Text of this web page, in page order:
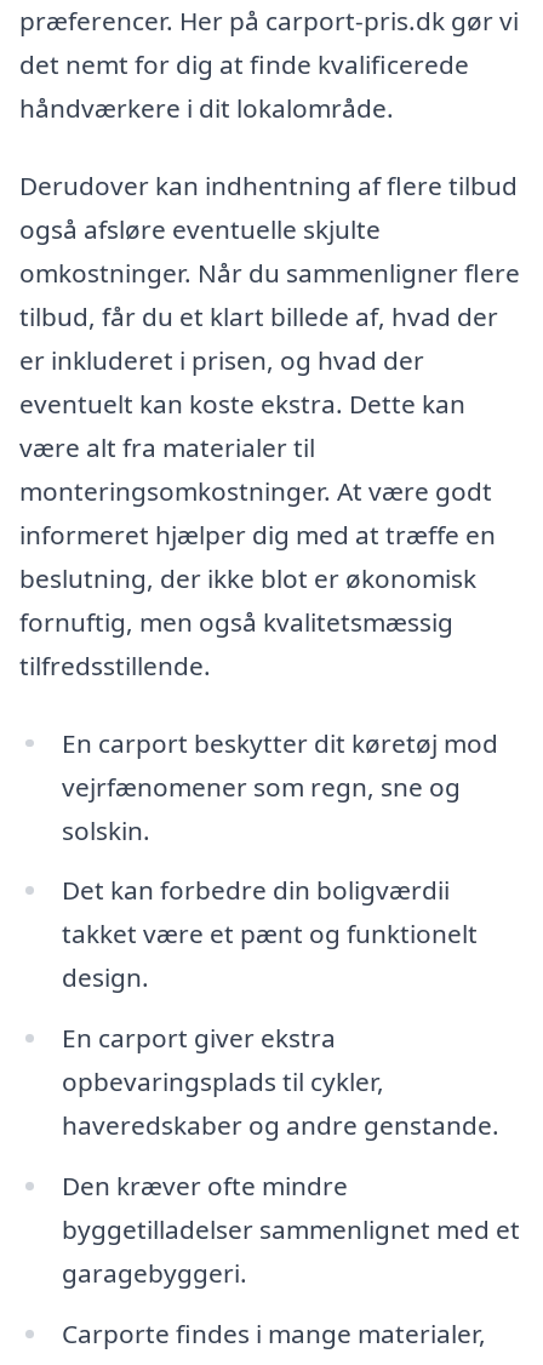
præferencer. Her på carport-pris.dk gør vi
det nemt for dig at finde kvalificerede
håndværkere i dit lokalområde.
Derudover kan indhentning af flere tilbud
også afsløre eventuelle skjulte
omkostninger. Når du sammenligner flere
tilbud, får du et klart billede af, hvad der
er inkluderet i prisen, og hvad der
eventuelt kan koste ekstra. Dette kan
være alt fra materialer til
monteringsomkostninger. At være godt
informeret hjælper dig med at træffe en
beslutning, der ikke blot er økonomisk
fornuftig, men også kvalitetsmæssig
tilfredsstillende.
En carport beskytter dit køretøj mod
vejrfænomener som regn, sne og
solskin.
Det kan forbedre din boligværdii
takket være et pænt og funktionelt
design.
En carport giver ekstra
opbevaringsplads til cykler,
haveredskaber og andre genstande.
Den kræver ofte mindre
byggetilladelser sammenlignet med et
garagebyggeri.
Carporte findes i mange materialer,